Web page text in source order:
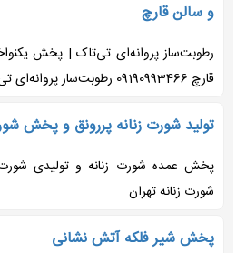
و سالن قارچ
رطوبت‌ساز پروانه‌ای تی‌تاک | پخش
قارچ 09190993466 رطوبت‌ساز پروانه‌ای تی‌تاک دستگاهی...
تولید شورت زنانه پررونق و پخش
پخش عمده شورت زنانه و تولیدی
شورت زنانه تهران
پخش شیر فلکه آتش نشانی